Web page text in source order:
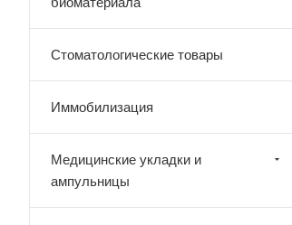
Стоматологические товары
Иммобилизация
Медицинские укладки и
ампульницы